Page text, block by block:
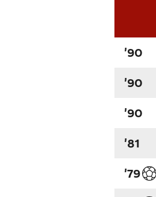
'90
'90
'90
'81
'79